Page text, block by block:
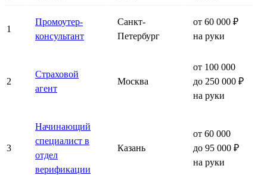
1
Промоутер-
консультант
Санкт-
Петербург
от 60 000 ₽
на руки
2
Страховой
агент
Москва
от 100 000
до 250 000 ₽
на руки
3
Начинающий
специалист в
отдел
верификации
Казань
от 60 000
до 95 000 ₽
на руки